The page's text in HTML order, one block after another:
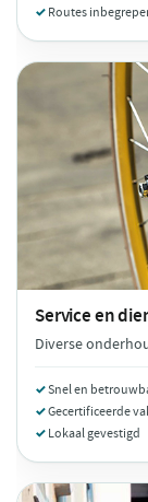
Routes
Service en
Diverse
Snel en
Gecertificeerde
Lokaal gevestigd